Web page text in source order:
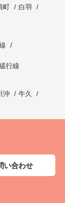
町
白羽
行線
沖
牛久
い合わせ